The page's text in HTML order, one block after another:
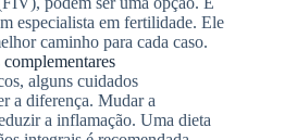
especialista em fertilidade. Ele
caminho para cada caso.
alguns cuidados
a diferença. Mudar a
a inflamação. Uma dieta